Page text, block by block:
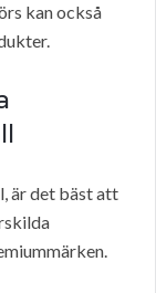
kan också
är det bäst att